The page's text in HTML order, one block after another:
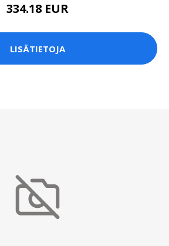
334.18 EUR
LISÄTIETOJA